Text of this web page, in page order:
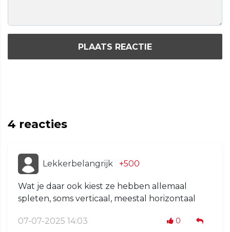
PLAATS REACTIE
4 reacties
Lekkerbelangrijk +500
Wat je daar ook kiest ze hebben allemaal
spleten, soms verticaal, meestal horizontaal
07-07-2025 14:03 0